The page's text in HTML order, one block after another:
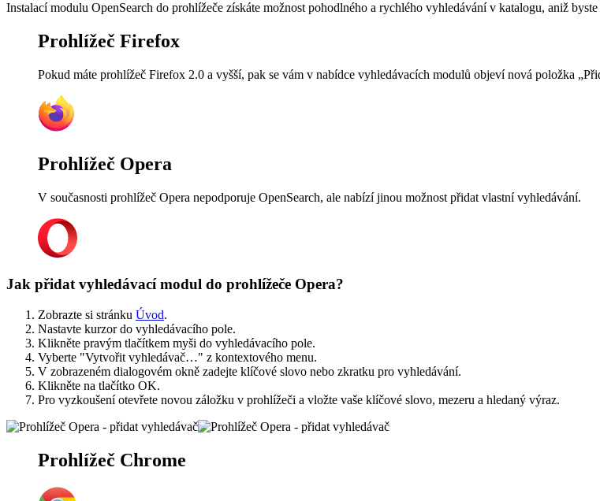
Instalací modulu OpenSearch do prohlížeče získáte možnost pohodlného a rychlého vyhledávání v katalogu, aniž
Prohlížeč Firefox
Pokud máte prohlížeč Firefox 2.0 a vyšší, pak se vám v nabídce vyhledávacích modulů objeví nová položka
Prohlížeč Opera
V současnosti prohlížeč Opera nepodporuje OpenSearch, ale nabízí jinou možnost přidat vlastní vyhledávání.
Jak přidat vyhledávací modul do prohlížeče Opera?
Zobrazte si stránku Úvod.
Nastavte kurzor do vyhledávacího pole.
Klikněte pravým tlačítkem myši do vyhledávacího pole.
Vyberte "Vytvořit vyhledávač…" z kontextového menu.
V zobrazeném dialogovém okně zadejte klíčové slovo nebo zkratku pro vyhledávání.
Klikněte na tlačítko OK.
Pro vyzkoušení otevřete novou záložku v prohlížeči a vložte vaše klíčové slovo, mezeru a hledaný výraz.
Prohlížeč Chrome